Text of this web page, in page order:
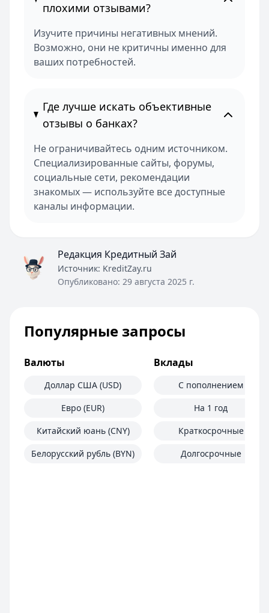
плохими отзывами?
Изучите причины негативных мнений.
Возможно, они не критичны именно для
ваших потребностей.
Где лучше искать объективные
отзывы о банках?
Не ограничивайтесь одним источником.
Специализированные сайты, форумы,
социальные сети, рекомендации
знакомых — используйте все доступные
каналы информации.
Редакция Кредитный Зай
Источник: KreditZay.ru
Опубликовано: 29 августа 2025 г.
Популярные запросы
Валюты
Доллар США (USD)
Евро (EUR)
Китайский юань (CNY)
Белорусский рубль (BYN)
Вклады
С пополнением
На 1 год
Краткосрочные
Долгосрочные